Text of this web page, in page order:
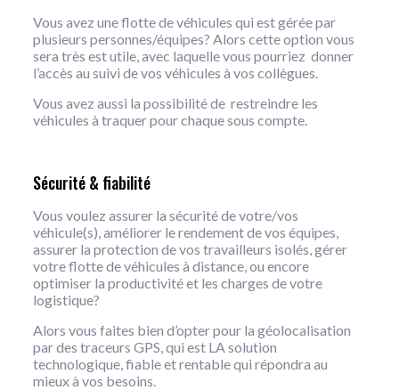
Vous avez une flotte de véhicules qui est gérée par
plusieurs personnes/équipes? Alors cette option vous
sera très est utile, avec laquelle vous pourriez donner
l’accès au suivi de vos véhicules à vos collègues.
Vous avez aussi la possibilité de restreindre les
véhicules à traquer pour chaque sous compte.
Sécurité & fiabilité
Vous voulez assurer la sécurité de votre/vos
véhicule(s), améliorer le rendement de vos équipes,
assurer la protection de vos travailleurs isolés, gérer
votre flotte de véhicules à distance, ou encore
optimiser la productivité et les charges de votre
logistique?
Alors vous faites bien d’opter pour la géolocalisation
par des traceurs GPS, qui est LA solution
technologique, fiable et rentable qui répondra au
mieux à vos besoins.